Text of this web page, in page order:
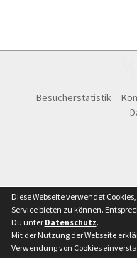
Besucherstatistik
Diese Webseite verwendet
Service bieten zu können.
Du unter Datenschutz.
Mit der Nutzung der Webseite
Verwendung von Cookies